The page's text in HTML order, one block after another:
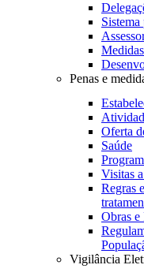
Penas e
Oferta
Saúde
Visitas
Regras
Obras e
Vigilância